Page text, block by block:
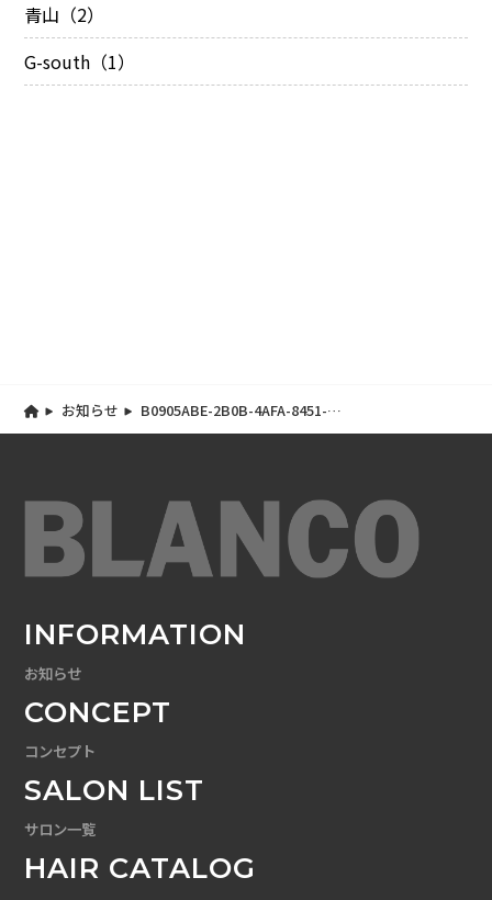
青山（2）
G-south（1）
お知らせ
B0905ABE-2B0B-4AFA-8451-
32FDA0B792CD
INFORMATION
お知らせ
CONCEPT
コンセプト
SALON LIST
サロン一覧
HAIR CATALOG